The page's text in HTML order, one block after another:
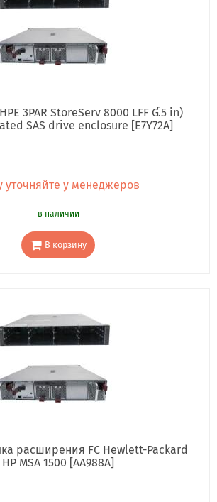
3PAR StoreServ 8000 LFF Ɠ.5 in)
SAS drive enclosure [E7Y72A]
уточняйте у менеджеров
в наличии
В корзину
расширения FC Hewlett-Packard
HP MSA 1500 [AA988A]